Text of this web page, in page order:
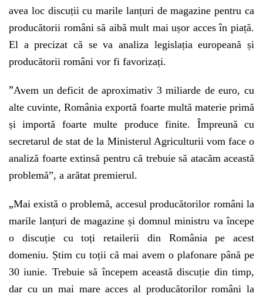
avea loc discuții cu marile lanțuri de magazine pentru ca
producătorii români să aibă mult mai ușor acces în piață.
El a precizat că se va analiza legislația europeană și
producătorii români vor fi favorizați.
”Avem un deficit de aproximativ 3 miliarde de euro, cu
alte cuvinte, România exportă foarte multă materie primă
și importă foarte multe produce finite. Împreună cu
secretarul de stat de la Ministerul Agriculturii vom face o
analiză foarte extinsă pentru că trebuie să atacăm această
problemă”, a arătat premierul.
„Mai există o problemă, accesul producătorilor români la
marile lanțuri de magazine și domnul ministru va începe
o discuție cu toți retailerii din România pe acest
domeniu. Știm cu toții că mai avem o plafonare până pe
30 iunie. Trebuie să începem această discuție din timp,
dar cu un mai mare acces al producătorilor români la